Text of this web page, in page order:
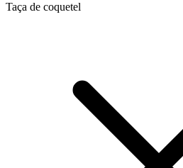
Taça de coquetel